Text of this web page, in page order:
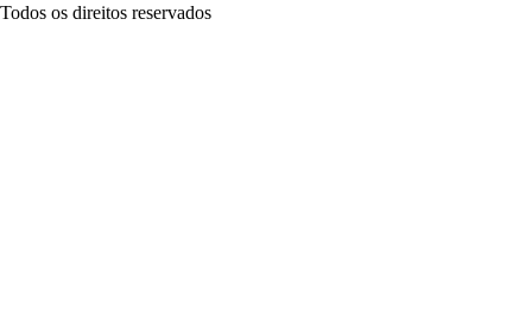
Todos os direitos reservados